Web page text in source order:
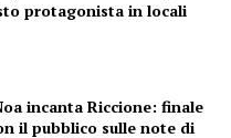
protagonista in locali
incanta Riccione: finale
il pubblico sulle note di